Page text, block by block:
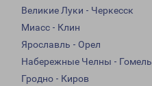
Великие Луки - Черкесск
Миасс - Клин
Ярославль - Орел
Набережные Челны - Гомель
Гродно - Киров